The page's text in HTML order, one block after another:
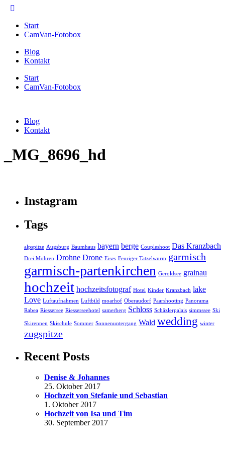
Start
CamVan-Fotobox
Blog
Kontakt
Start
CamVan-Fotobox
Blog
Kontakt
_MG_8696_hd
Instagram
Tags
alpspitze Augsburg Baumhaus bayern berge Coupleshoot Das Kranzbach
Drei Mohren Drohne Drone Eises Feuriger Tatzelwurm garmisch
garmisch-partenkirchen Geroldsee grainau
hochzeit hochzeitsfotograf Hotel Kinder Kranzbach lake
Love Luftaufnahmen Luftbild moarhof Oberaudorf Paarshooting Panorama
Rabea Riessersee Riesserseehotel samerberg Schloss Schäzlerpalais simmssee Ski
Skirennen Skischule Sommer Sonnenuntergang Wald wedding winter
zugspitze
Recent Posts
Denise & Johannes
25. Oktober 2017
Hochzeit von Stefanie und Sebastian
1. Oktober 2017
Hochzeit von Isa und Tim
30. September 2017